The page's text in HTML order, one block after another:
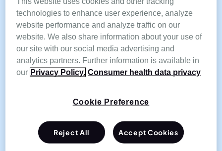
snu
technologies to enhance user experience, analyze
website performance and analyze traffic on our
website. We also share information about your use of
our site with our social media advertising and
analytics partners. Further information is available in
our Privacy Policy. Consumer health data privacy
Cookie Preference
Reject All Accept Cookies